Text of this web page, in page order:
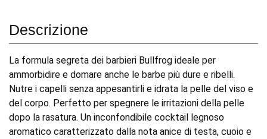
Descrizione
La formula segreta dei barbieri Bullfrog ideale per
ammorbidire e domare anche le barbe più dure e ribelli.
Nutre i capelli senza appesantirli e idrata la pelle del viso e
del corpo. Perfetto per spegnere le irritazioni della pelle
dopo la rasatura. Un inconfondibile cocktail legnoso
aromatico caratterizzato dalla nota anice di testa, cuoio e